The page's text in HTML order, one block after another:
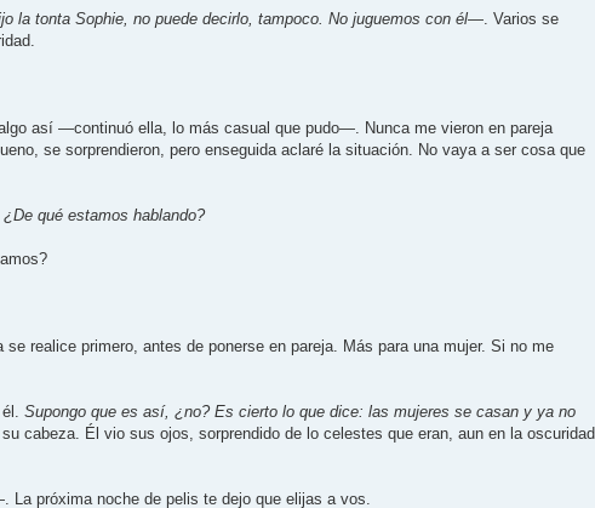
la tonta Sophie, no puede decirlo, tampoco. No juguemos con él—. Varios se
así —continuó ella, lo más casual que pudo—. Nunca me vieron en pareja
se sorprendieron, pero enseguida aclaré la situación. No vaya a ser cosa que
¿De qué estamos hablando?
realice primero, antes de ponerse en pareja. Más para una mujer. Si no me
Supongo que es así, ¿no? Es cierto lo que dice: las mujeres se casan y ya no
cabeza. Él vio sus ojos, sorprendido de lo celestes que eran, aun en la oscuridad.
próxima noche de pelis te dejo que elijas a vos.